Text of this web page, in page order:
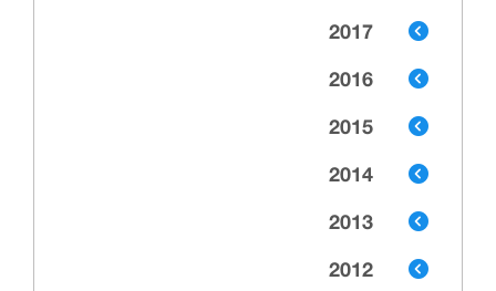
2017
2016
2015
2014
2013
2012